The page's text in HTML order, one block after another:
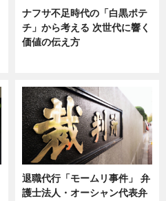
ナフサ不足時代の「白黒ポテ
チ」から考える 次世代に響く
価値の伝え方
退職代行「モームリ事件」 弁
護士法人・オーシャン代表弁